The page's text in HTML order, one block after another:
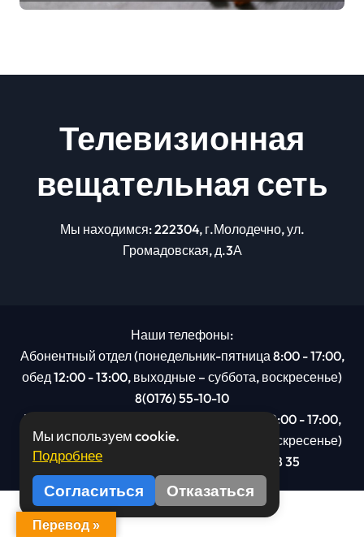
Телевизионная
вещательная сеть
Мы находимся: 222304, г.Молодечно, ул.
Громадовская, д.3А
Наши телефоны:
Абонентный отдел (понедельник-пятница 8:00 - 17:00,
обед 12:00 - 13:00, выходные – суббота, воскресенье)
8(0176) 55-10-10
Рекламный отдел (понедельник-пятница 8:00 - 17:00,
обед 12:00 - 13:00, выходные – суббота, воскресенье)
8(0176): 54 95 80, МТС +375 29 201 78 35
Мы используем cookie.
Подробнее
Согласиться Отказаться
Перевод »